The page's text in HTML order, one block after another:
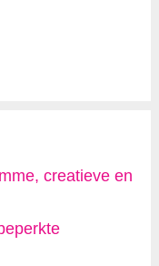
creatieve en